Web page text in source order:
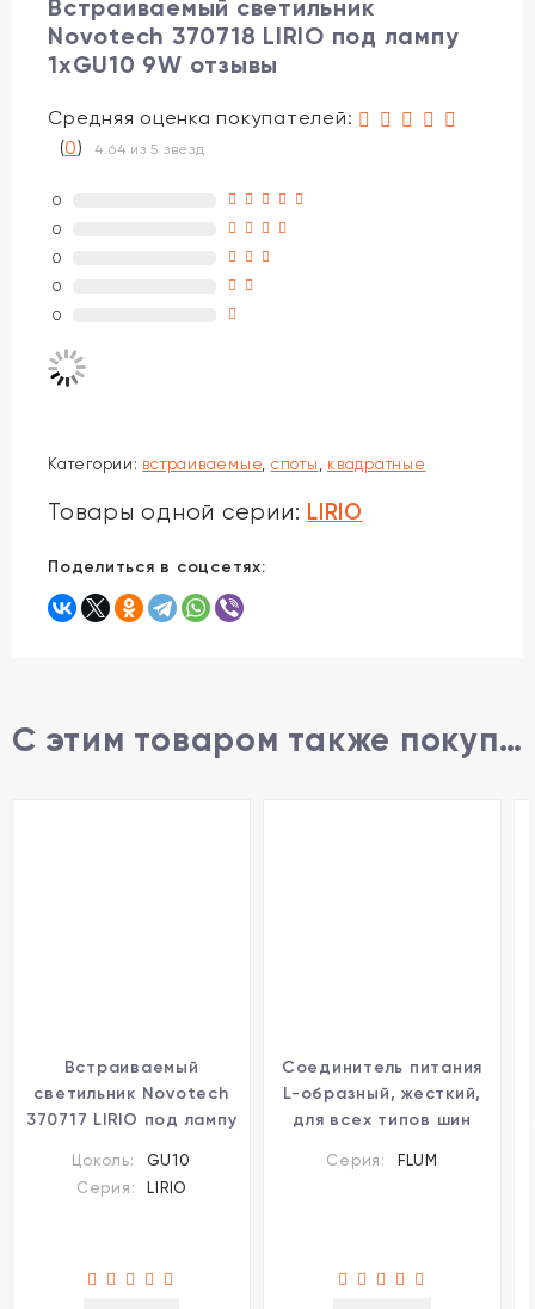
Встраиваемый светильник
Novotech 370718 LIRIO под лампу
1xGU10 9W отзывы
Средняя оценка покупателей:
(0)4.64 из 5 звезд
0
0
0
0
0
Категории: встраиваемые споты квадратные
Товары одной серии: LIRIO
Поделиться в соцсетях:
С этим товаром также покупают
Встраиваемый
светильник Novotech
370717 LIRIO под лампу
Цоколь:
GU10
Серия:
LIRIO
Соединитель питания
L-образный, жесткий,
для всех типов шин
Серия: FLUM